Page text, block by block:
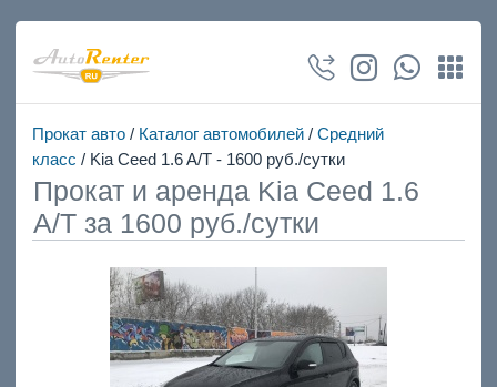
Прокат авто/ Каталог автомобилей/ Средний
класс / Kia Ceed 1.6 A/T - 1600 руб./сутки
Прокат и аренда Kia Ceed 1.6
A/T за 1600 руб./сутки